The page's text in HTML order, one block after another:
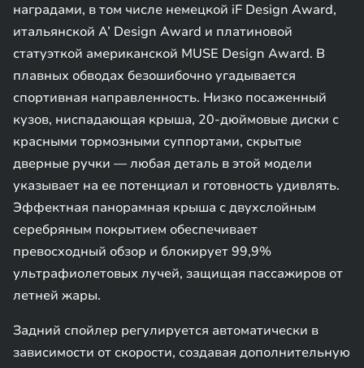
наградами, в том числе немецкой iF Design Award,
итальянской A’ Design Award и платиновой
статуэткой американской MUSE Design Award. В
плавных обводах безошибочно угадывается
спортивная направленность. Низко посаженный
кузов, ниспадающая крыша, 20-дюймовые диски с
красными тормозными суппортами, скрытые
дверные ручки — любая деталь в этой модели
указывает на ее потенциал и готовность удивлять.
Эффектная панорамная крыша с двухслойным
серебряным покрытием обеспечивает
превосходный обзор и блокирует 99,9%
ультрафиолетовых лучей, защищая пассажиров от
летней жары.
Задний спойлер регулируется автоматически в
зависимости от скорости, создавая дополнительную